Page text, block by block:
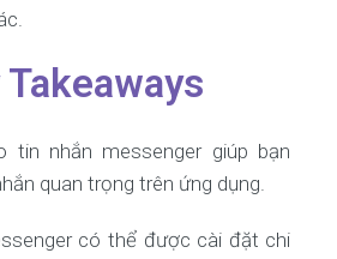
Takeaways
tin nhắn messenger giúp bạn
quan trọng trên ứng dụng.
có thể được cài đặt chi